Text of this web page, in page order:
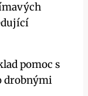
pomoc s
drobnými